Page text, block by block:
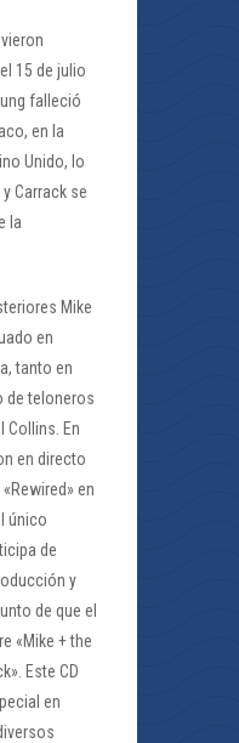
15 de julio
falleció
en la
Unido, lo
Carrack se
la
Mike
en
tanto en
de teloneros
Collins. En
en directo
en
único
de
y
de que el
«Mike + the
Este CD
en